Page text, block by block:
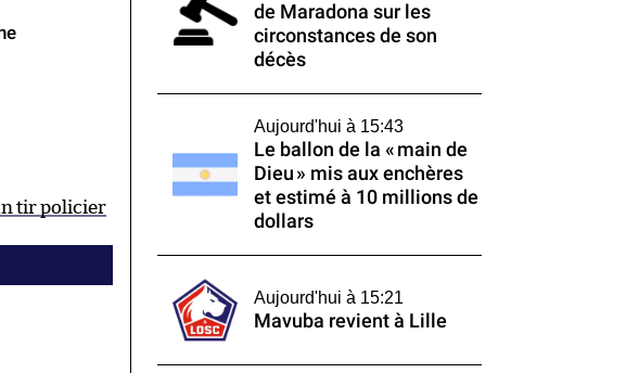
tir policier
de Maradona sur les
circonstances de son
décès
Aujourd'hui à 15:43
Le ballon de la « main de
Dieu » mis aux enchères
et estimé à 10 millions de
dollars
Aujourd'hui à 15:21
Mavuba revient à Lille